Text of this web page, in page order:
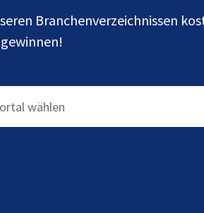
Branchenverzeichnissen
wählen